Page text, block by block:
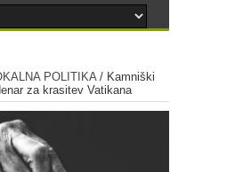
POLITIKA/ Kamniški
za krasitev Vatikana